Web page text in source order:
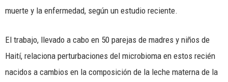
muerte y la enfermedad, según un estudio reciente.
El trabajo, llevado a cabo en 50 parejas de madres y niños de
Haití, relaciona perturbaciones del microbioma en estos recién
nacidos a cambios en la composición de la leche materna de la